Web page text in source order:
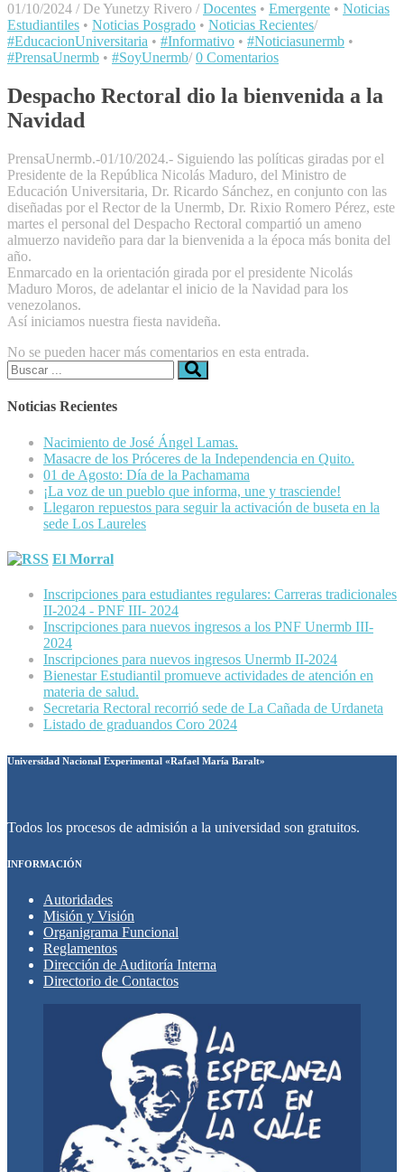
01/10/2024 / De Yunetzy Rivero / Docentes • Emergente • Noticias
Estudiantiles • Noticias Posgrado • Noticias Recientes/
#EducacionUniversitaria • #Informativo • #Noticiasunermb •
#PrensaUnermb • #SoyUnermb/ 0 Comentarios
Despacho Rectoral dio la bienvenida a la
Navidad
PrensaUnermb.-01/10/2024.- Siguiendo las políticas giradas por el
Presidente de la República Nicolás Maduro, del Ministro de
Educación Universitaria, Dr. Ricardo Sánchez, en conjunto con las
diseñadas por el Rector de la Unermb, Dr. Rixio Romero Pérez, este
martes el personal del Despacho Rectoral compartió un ameno
almuerzo navideño para dar la bienvenida a la época más bonita del
año.
Enmarcado en la orientación girada por el presidente Nicolás
Maduro Moros, de adelantar el inicio de la Navidad para los
venezolanos.
Así iniciamos nuestra fiesta navideña.
No se pueden hacer más comentarios en esta entrada.
Buscar:
Noticias Recientes
Nacimiento de José Ángel Lamas.
Masacre de los Próceres de la Independencia en Quito.
01 de Agosto: Día de la Pachamama
¡La voz de un pueblo que informa, une y trasciende!
Llegaron repuestos para seguir la activación de buseta en la
sede Los Laureles
El Morral
Inscripciones para estudiantes regulares: Carreras tradicionales
II-2024 - PNF III- 2024
Inscripciones para nuevos ingresos a los PNF Unermb III-
2024
Inscripciones para nuevos ingresos Unermb II-2024
Bienestar Estudiantil promueve actividades de atención en
materia de salud.
Secretaria Rectoral recorrió sede de La Cañada de Urdaneta
Listado de graduandos Coro 2024
Universidad Nacional Experimental «Rafael María Baralt»
Todos los procesos de admisión a la universidad son gratuitos.
INFORMACIÓN
Autoridades
Misión y Visión
Organigrama Funcional
Reglamentos
Dirección de Auditoría Interna
Directorio de Contactos